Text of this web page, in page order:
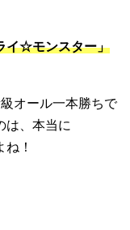
イ☆モンスター」
オール一本勝ちで
は、本当に
！